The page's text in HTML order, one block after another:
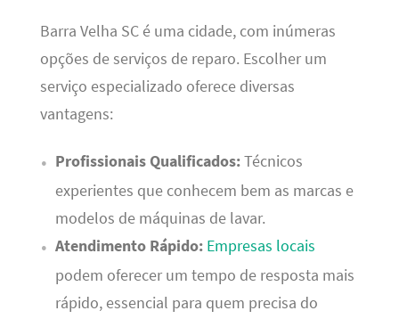
Barra Velha SC é uma cidade, com inúmeras
opções de serviços de reparo. Escolher um
serviço especializado oferece diversas
vantagens:
Profissionais Qualificados:Técnicos
experientes que conhecem bem as marcas e
modelos de máquinas de lavar.
Atendimento Rápido: Empresas locais
podem oferecer um tempo de resposta mais
rápido, essencial para quem precisa do